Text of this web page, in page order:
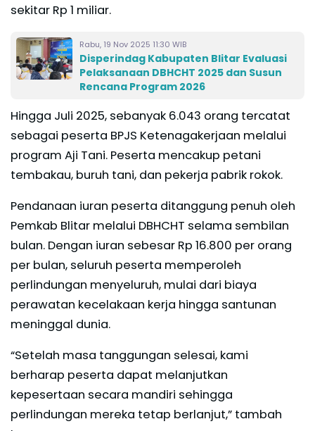
sekitar Rp 1 miliar.
Rabu, 19 Nov 2025 11:30 WIB
Disperindag Kabupaten Blitar Evaluasi
Pelaksanaan DBHCHT 2025 dan Susun
Rencana Program 2026
Hingga Juli 2025, sebanyak 6.043 orang tercatat
sebagai peserta BPJS Ketenagakerjaan melalui
program Aji Tani. Peserta mencakup petani
tembakau, buruh tani, dan pekerja pabrik rokok.
Pendanaan iuran peserta ditanggung penuh oleh
Pemkab Blitar melalui DBHCHT selama sembilan
bulan. Dengan iuran sebesar Rp 16.800 per orang
per bulan, seluruh peserta memperoleh
perlindungan menyeluruh, mulai dari biaya
perawatan kecelakaan kerja hingga santunan
meninggal dunia.
“Setelah masa tanggungan selesai, kami
berharap peserta dapat melanjutkan
kepesertaan secara mandiri sehingga
perlindungan mereka tetap berlanjut,” tambah